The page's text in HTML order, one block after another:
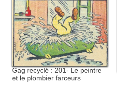
Gag recyclé : 201- Le peintre
et le plombier farceurs